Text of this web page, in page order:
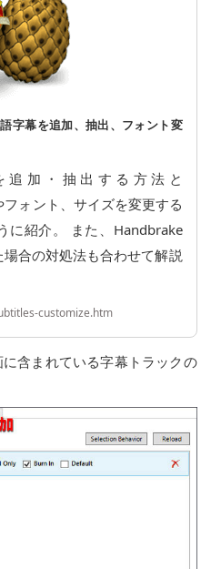
字幕を追加、抽出、フォント変
追加・抽出する方法と
ォント、サイズを変更する
に紹介。 また、Handbrake
合の対処法も合わせて解説
customize.htm
含まれている字幕トラックの